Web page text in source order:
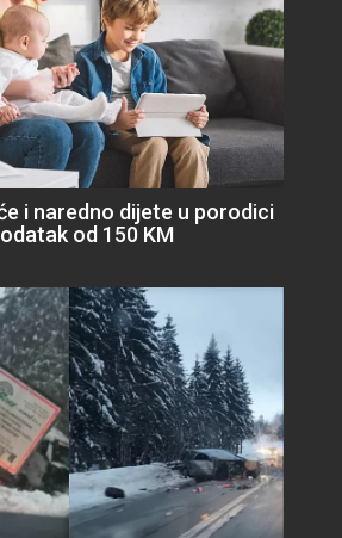
i naredno dijete u porodici
od 150 KM